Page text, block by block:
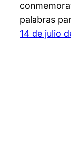
palabras
14 de julio